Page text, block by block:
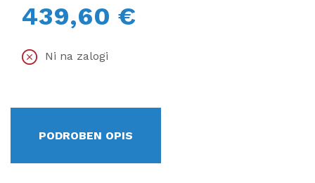
439,60 €
Ni na zalogi
PODROBEN OPIS